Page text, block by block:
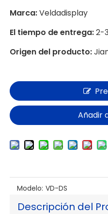
Marca:Veldadisplay
El tiempo de entrega:2-
Origen del producto:
Añadir
Modelo: VD-DS
Descripción del